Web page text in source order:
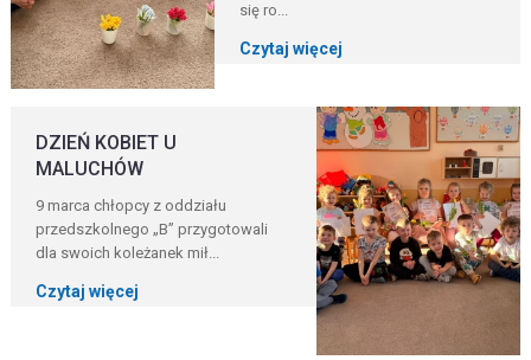
się ro...
Czytaj więcej
DZIEŃ KOBIET U
MALUCHÓW
9 marca chłopcy z oddziału
przedszkolnego „B” przygotowali
dla swoich koleżanek mił...
Czytaj więcej